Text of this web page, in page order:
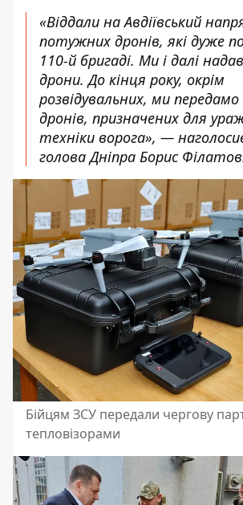
«Віддали на Авдіївський
потужних дронів, які дуже
110-й бригаді. Ми і далі
дрони. До кінця року, окрім
розвідувальних, ми
дронів, призначених для
техніки ворога», —
голова Дніпра Борис
Бійцям ЗСУ передали чергову
тепловізорами